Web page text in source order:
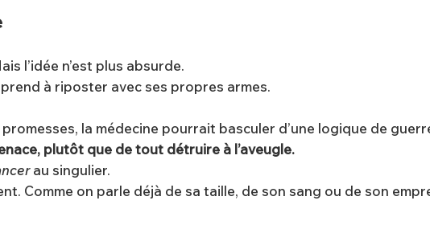
l’idée n’est plus absurde.
à riposter avec ses propres armes.
la médecine pourrait basculer d’une logique de
plutôt que de tout détruire à l’aveugle.
au singulier.
Comme on parle déjà de sa taille, de son sang ou de son